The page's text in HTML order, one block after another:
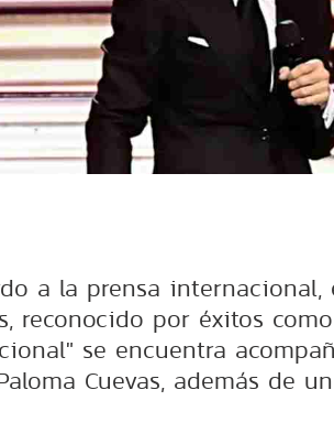
a la prensa
reconocido por éxitos
se encuentra
Cuevas, además de